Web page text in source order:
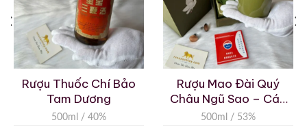
Rượu Thuốc Chí Bảo
Tam Dương
500ml / 40%
Rượu Mao Đài Quý
Châu Ngũ Sao – Cáp
Họa Hữu Nghị 2021
500ml / 53%